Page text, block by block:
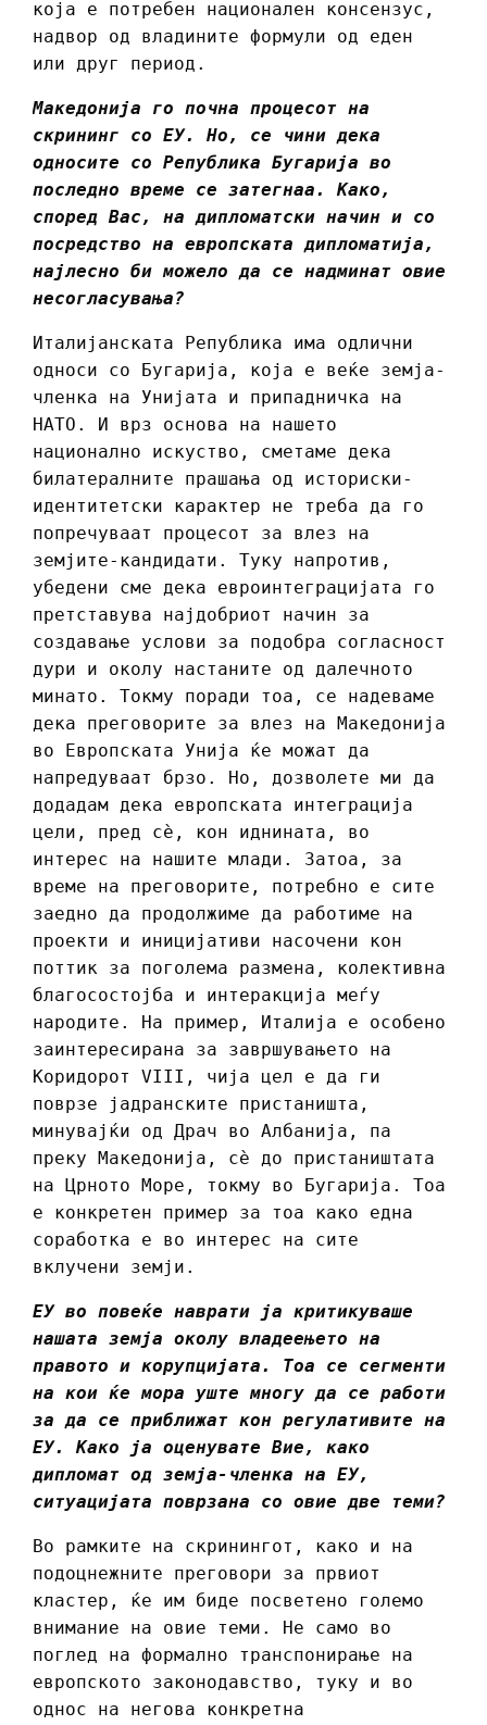
која е потребен национален консензус,
надвор од владините формули од еден
или друг период.
Македонија го почна процесот на
скрининг со ЕУ. Но, се чини дека
односите со Република Бугарија во
последно време се затегнаа. Како,
според Вас, на дипломатски начин и со
посредство на европската дипломатија,
најлесно би можело да се надминат овие
несогласувања?
Италијанската Република има одлични
односи со Бугарија, која е веќе земја-
членка на Унијата и припадничка на
НАТО. И врз основа на нашето
национално искуство, сметаме дека
билатералните прашања од историски-
идентитетски карактер не треба да го
попречуваат процесот за влез на
земјите-кандидати. Туку напротив,
убедени сме дека евроинтеграцијата го
претставува најдобриот начин за
создавање услови за подобра согласност
дури и околу настаните од далечното
минато. Токму поради тоа, се надеваме
дека преговорите за влез на Македонија
во Европската Унија ќе можат да
напредуваат брзо. Но, дозволете ми да
додадам дека европската интеграција
цели, пред сè, кон иднината, во
интерес на нашите млади. Затоа, за
време на преговорите, потребно е сите
заедно да продолжиме да работиме на
проекти и иницијативи насочени кон
поттик за поголема размена, колективна
благосостојба и интеракција меѓу
народите. На пример, Италија е особено
заинтересирана за завршувањето на
Коридорот VIII, чија цел е да ги
поврзе јадранските пристаништа,
минувајќи од Драч во Албанија, па
преку Македонија, сè до пристаништата
на Црното Море, токму во Бугарија. Тоа
е конкретен пример за тоа како една
соработка е во интерес на сите
вклучени земји.
ЕУ во повеќе наврати ја критикуваше
нашата земја околу владеењето на
правото и корупцијата. Тоа се сегменти
на кои ќе мора уште многу да се работи
за да се приближат кон регулативите на
ЕУ. Како ја оценувате Вие, како
дипломат од земја-членка на ЕУ,
ситуацијата поврзана со овие две теми?
Во рамките на скринингот, како и на
подоцнежните преговори за првиот
кластер, ќе им биде посветено големо
внимание на овие теми. Не само во
поглед на формално транспонирање на
европското законодавство, туку и во
однос на негова конкретна